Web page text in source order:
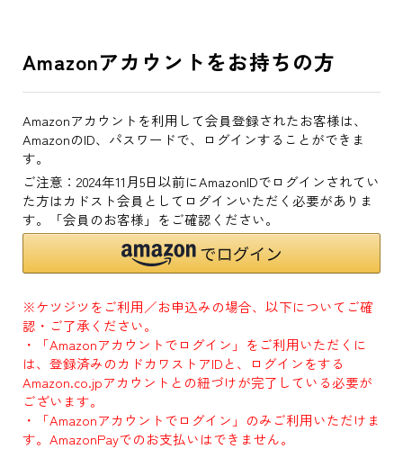
Amazonアカウントをお持ちの方
Amazonアカウントを利用して会員登録されたお客様は、
AmazonのID、パスワードで、ログインすることができま
す。
ご注意：2024年11月5日以前にAmazonIDでログインされてい
た方はカドスト会員としてログインいただく必要がありま
す。「会員のお客様」をご確認ください。
※ケツジツをご利用／お申込みの場合、以下についてご確
認・ご了承ください。
・「Amazonアカウントでログイン」をご利用いただくに
は、登録済みのカドカワストアIDと、ログインをする
Amazon.co.jpアカウントとの紐づけが完了している必要が
ございます。
・「Amazonアカウントでログイン」のみご利用いただけま
す。AmazonPayでのお支払いはできません。